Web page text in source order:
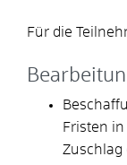
Für die
Fristen
Zuschlag